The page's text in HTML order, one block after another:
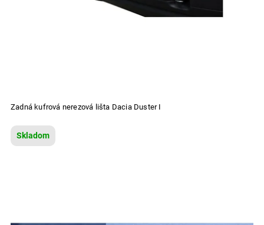
Zadná kufrová nerezová lišta Dacia Duster I
Skladom